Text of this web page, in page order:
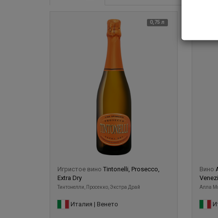
0,75 л
Игристое вино Tintonelli, Prosecco,
Extra Dry
Тинтонелли, Просекко, Экстра Драй
Италия | Венето
Вино
Алла